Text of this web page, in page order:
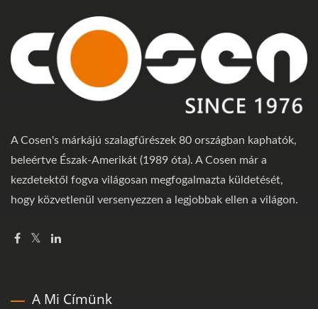
A Cosen's márkájú szalagfűrészek 80 országban kaphatók,
beleértve Észak-Amerikát (1989 óta). A Cosen már a
kezdetektől fogva világosan megfogalmazta küldetését,
hogy közvetlenül versenyezzen a legjobbak ellen a világon.
A Mi Címünk